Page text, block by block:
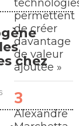
chez
permettent
de créer
davantage
de valeur
ajoutée »
Alexandre